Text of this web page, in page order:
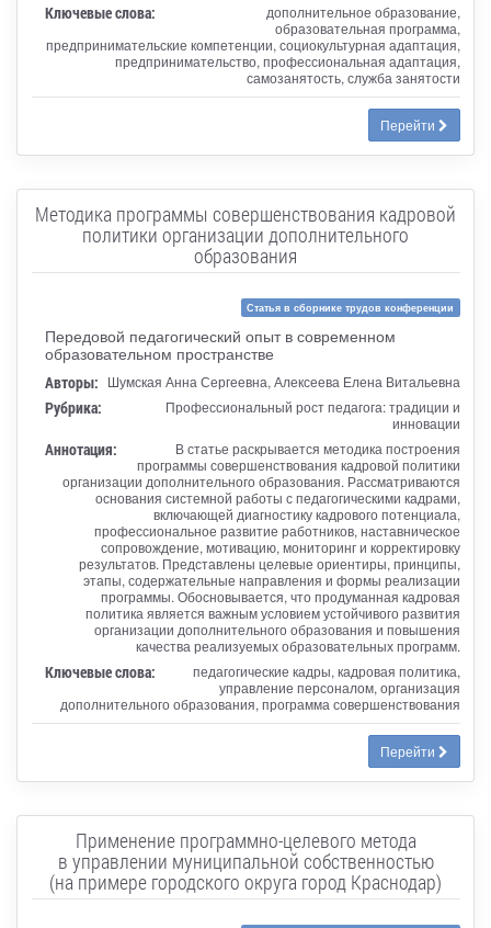
Ключевые слова:
дополнительное образование,
образовательная программа,
предпринимательские компетенции, социокультурная адаптация,
предпринимательство, профессиональная адаптация,
самозанятость, служба занятости
Перейти
Методика программы совершенствования кадровой
политики организации дополнительного
образования
Статья в сборнике трудов конференции
Передовой педагогический опыт в современном
образовательном пространстве
Авторы: Шумская Анна Сергеевна, Алексеева Елена Витальевна
Рубрика:
Профессиональный рост педагога: традиции и
инновации
Аннотация:
В статье раскрывается методика построения
программы совершенствования кадровой политики
организации дополнительного образования. Рассматриваются
основания системной работы с педагогическими кадрами,
включающей диагностику кадрового потенциала,
профессиональное развитие работников, наставническое
сопровождение, мотивацию, мониторинг и корректировку
результатов. Представлены целевые ориентиры, принципы,
этапы, содержательные направления и формы реализации
программы. Обосновывается, что продуманная кадровая
политика является важным условием устойчивого развития
организации дополнительного образования и повышения
качества реализуемых образовательных программ.
Ключевые слова:
педагогические кадры, кадровая политика,
управление персоналом, организация
дополнительного образования, программа совершенствования
Перейти
Применение программно-целевого метода
в управлении муниципальной собственностью
(на примере городского округа город Краснодар)